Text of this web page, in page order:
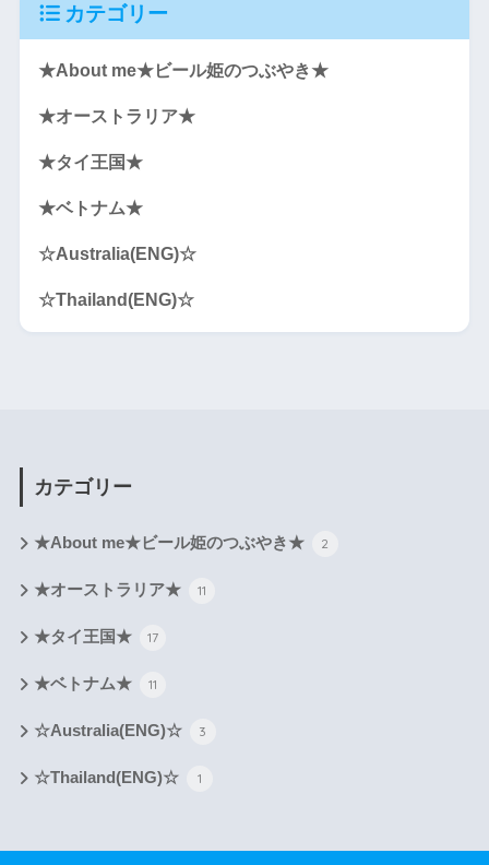
カテゴリー
★About me★ビール姫のつぶやき★
★オーストラリア★
★タイ王国★
★ベトナム★
☆Australia(ENG)☆
☆Thailand(ENG)☆
カテゴリー
★About me★ビール姫のつぶやき★ 2
★オーストラリア★ 11
★タイ王国★ 17
★ベトナム★ 11
☆Australia(ENG)☆ 3
☆Thailand(ENG)☆ 1